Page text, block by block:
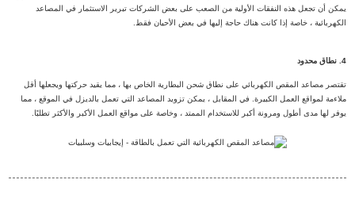
يمكن أن تجعل هذه النفقات الأولية من الصعب على بعض الشركات تبرير الاستثمار في المصاعد
الكهربائية ، خاصة إذا كانت هناك حاجة إليها في بعض الأحيان فقط.
4. نطاق محدود
تقتصر مصاعد المقص الكهربائي على نطاق شحن البطارية الخاص بها ، مما يقيد حركتها ويجعلها أقل
ملاءمة لمواقع العمل الكبيرة. في المقابل ، يمكن تزويد المصاعد التي تعمل بالديزل في الموقع ، مما
يوفر لها مدى أطول ومرونة أكبر للاستخدام الممتد ، وخاصة على مواقع العمل الأكبر والأكثر تطلبًا.